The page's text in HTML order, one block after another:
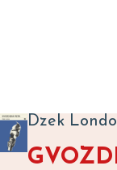
Dzek